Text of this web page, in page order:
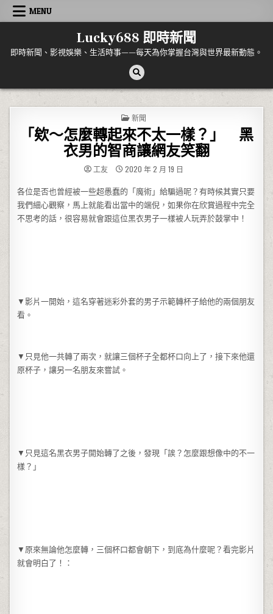
Skip to content
MENU
Lucky688 即時新聞
即時新聞、影視娛樂、生活時事——每天為你掌握台灣與世界最新動態。
POSTED IN
新聞
「欸～怎麼轉起來不太一樣？」 黑
衣男的智商讓網友笑翻
工友 2020 年 2 月 19 日
各位是否也曾經被一些超愚蠢的「魔術」給騙過呢？有時候其實只要
我們細心觀察，馬上就能看出當中的端倪，如果你在欣賞過程中完全
不思考的話，很容易就會跟這位黑衣男子一樣被人玩弄於鼓掌中！
▼影片一開始，這名穿著迷彩外套的男子示範轉杯子給他的兩個朋友
看。
▼只見他一共轉了兩次，就讓三個杯子全都杯口向上了，接下來他還
原杯子，讓另一名朋友來嘗試。
▼只見這名黑衣男子開始轉了之後，發現「誒？怎麼跟想像中的不一
樣？」
▼原來無論他怎麼轉，三個杯口都會朝下，到底為什麼呢？看完影片
就會明白了！：